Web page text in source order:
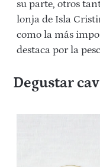
su parte, otros
lonja de Isla
como la más
destaca por la
Degustar